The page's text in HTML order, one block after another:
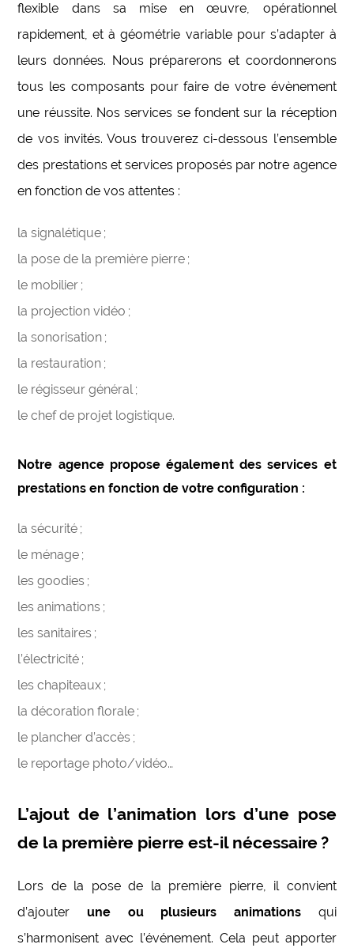
flexible dans sa mise en œuvre, opérationnel
rapidement, et à géométrie variable pour s’adapter à
leurs données. Nous préparerons et coordonnerons
tous les composants pour faire de votre évènement
une réussite. Nos services se fondent sur la réception
de vos invités. Vous trouverez ci-dessous l’ensemble
des prestations et services proposés par notre agence
en fonction de vos attentes :
la signalétique ;
la pose de la première pierre ;
le mobilier ;
la projection vidéo ;
la sonorisation ;
la restauration ;
le régisseur général ;
le chef de projet logistique.
Notre agence propose également des services et
prestations en fonction de votre configuration :
la sécurité ;
le ménage ;
les goodies ;
les animations ;
les sanitaires ;
l’électricité ;
les chapiteaux ;
la décoration florale ;
le plancher d’accès ;
le reportage photo/vidéo…
L’ajout de l’animation lors d’une pose
de la première pierre est-il nécessaire ?
Lors de la pose de la première pierre, il convient
d’ajouterune ou plusieurs animations qui
s’harmonisent avec l’événement. Cela peut apporter